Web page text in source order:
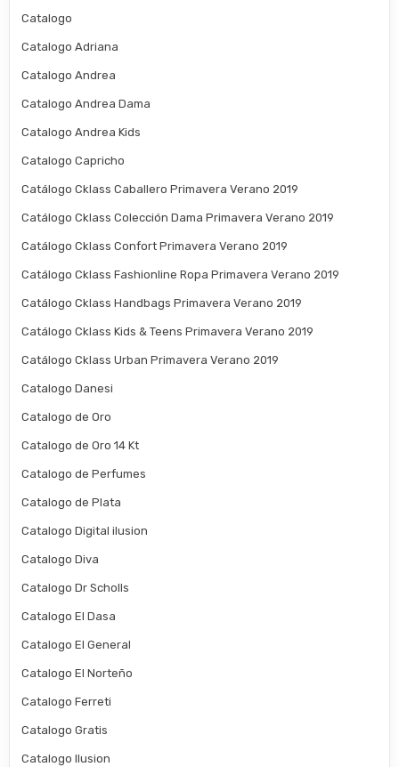
Catalogo
Catalogo Adriana
Catalogo Andrea
Catalogo Andrea Dama
Catalogo Andrea Kids
Catalogo Capricho
Catálogo Cklass Caballero Primavera Verano 2019
Catálogo Cklass Colección Dama Primavera Verano 2019
Catálogo Cklass Confort Primavera Verano 2019
Catálogo Cklass Fashionline Ropa Primavera Verano 2019
Catálogo Cklass Handbags Primavera Verano 2019
Catálogo Cklass Kids & Teens Primavera Verano 2019
Catálogo Cklass Urban Primavera Verano 2019
Catalogo Danesi
Catalogo de Oro
Catalogo de Oro 14 Kt
Catalogo de Perfumes
Catalogo de Plata
Catalogo Digital ilusion
Catalogo Diva
Catalogo Dr Scholls
Catalogo El Dasa
Catalogo El General
Catalogo El Norteño
Catalogo Ferreti
Catalogo Gratis
Catalogo Ilusion